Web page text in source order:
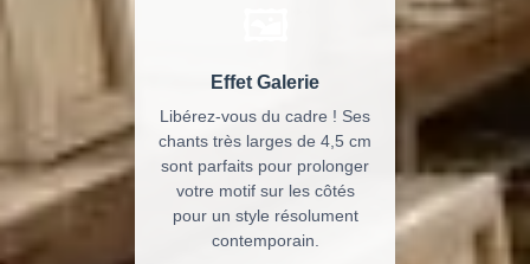
Effet Galerie
Libérez-vous du cadre ! Ses
chants très larges de 4,5 cm
sont parfaits pour prolonger
votre motif sur les côtés
pour un style résolument
contemporain.